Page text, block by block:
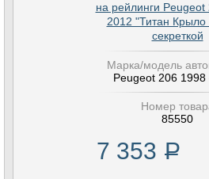
на рейлинги Peugeot
2012 "Титан Крыло
секреткой
Марка/модель
Peugeot 206 1998
Номер
85550
7 353 Р